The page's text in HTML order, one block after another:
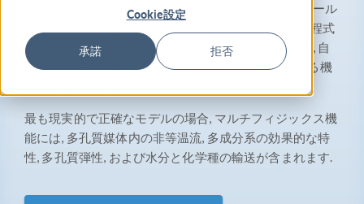
Cookie設定
承諾 拒否
造を解析することができます. 多孔質媒体流れモジュール
には, ダルシー則, ブリンクマン方程式, リチャーズ方程式
に基づく多孔質媒体中の単相流のほか, 亀裂の流れや, 自
由流れと多孔質媒体流れの組み合わせをモデル化する機
最も現実的で正確なモデルの場合, マルチフィジックス機
能には, 多孔質媒体内の非等温流, 多成分系の効果的な特
性, 多孔質弾性, および水分と化学種の輸送が含まれます.